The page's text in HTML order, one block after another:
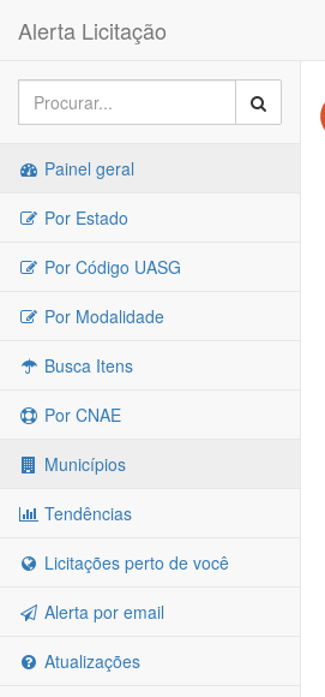
Alerta Licitação
Painel geral
Por Estado
Por Código UASG
Por Modalidade
Busca Itens
Por CNAE
Municípios
Tendências
Licitações perto de você
Alerta por email
Atualizações